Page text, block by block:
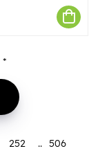
*
252 .. 506